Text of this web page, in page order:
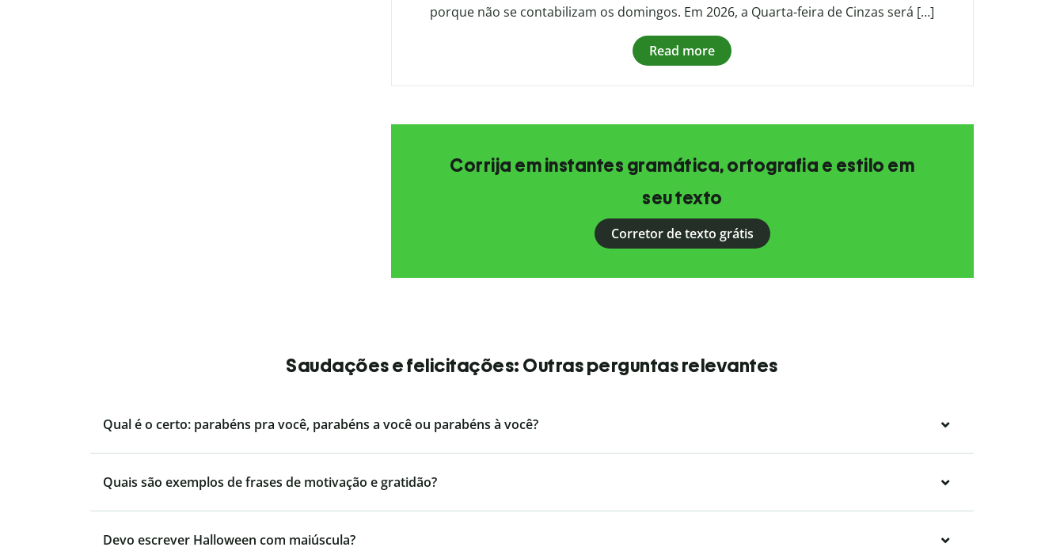
porque não se contabilizam os domingos. Em 2026, a Quarta-feira de Cinzas será […]
Read more
Corrija em instantes gramática, ortografia e estilo em
seu texto
Corretor de texto grátis
Saudações e felicitações: Outras perguntas relevantes
Qual é o certo: parabéns pra você, parabéns a você ou parabéns à você?
Quais são exemplos de frases de motivação e gratidão?
Devo escrever Halloween com maiúscula?